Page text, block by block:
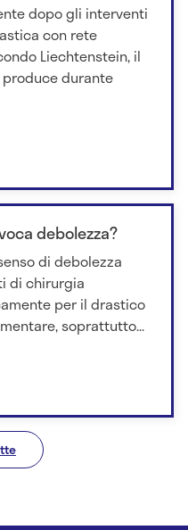
dopo gli interventi
con rete
Liechtenstein, il
durante
debolezza?
di debolezza
di chirurgia
per il drastico
soprattutto...